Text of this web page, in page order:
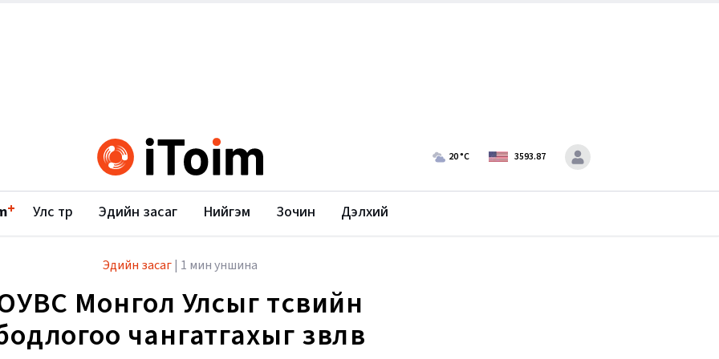
20°C 3593.87
+ Улс төр Эдийн засаг Нийгэм Зочин Дэлхий
Эдийн засаг | 1 мин уншина
Монгол Улсыг төсвийн
чангатгахыг зөвлөв